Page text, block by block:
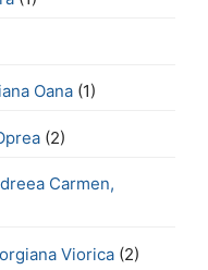
Oana (1)
(2)
Carmen,
Viorica (2)